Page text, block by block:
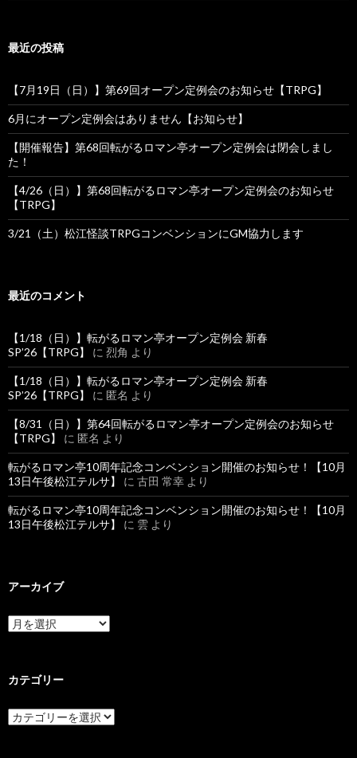
最近の投稿
【7月19日（日）】第69回オープン定例会のお知らせ【TRPG】
6月にオープン定例会はありません【お知らせ】
【開催報告】第68回転がるロマン亭オープン定例会は閉会しまし
た！
【4/26（日）】第68回転がるロマン亭オープン定例会のお知らせ
【TRPG】
3/21（土）松江怪談TRPGコンベンションにGM協力します
最近のコメント
【1/18（日）】転がるロマン亭オープン定例会 新春
SP’26【TRPG】
に 烈角 より
【1/18（日）】転がるロマン亭オープン定例会 新春
SP’26【TRPG】
に 匿名 より
【8/31（日）】第64回転がるロマン亭オープン定例会のお知らせ
【TRPG】
に 匿名 より
転がるロマン亭10周年記念コンベンション開催のお知らせ！【10月
13日午後松江テルサ】
に 古田 常幸 より
転がるロマン亭10周年記念コンベンション開催のお知らせ！【10月
13日午後松江テルサ】
に 雲 より
アーカイブ
ア
ー
ブ
カテゴリー
カ
テ